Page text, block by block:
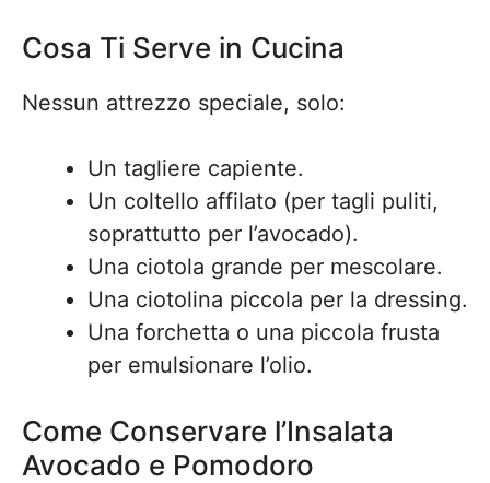
Cosa Ti Serve in Cucina
Nessun attrezzo speciale, solo:
Un tagliere capiente.
Un coltello affilato (per tagli puliti,
soprattutto per l’avocado).
Una ciotola grande per mescolare.
Una ciotolina piccola per la dressing.
Una forchetta o una piccola frusta
per emulsionare l’olio.
Come Conservare l’Insalata
Avocado e Pomodoro